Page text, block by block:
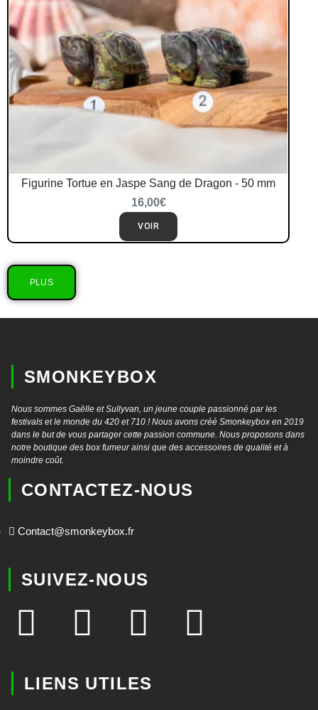
Figurine Tortue en Jaspe Sang de Dragon - 50 mm
16,00€
VOIR
PLUS
SMONKEYBOX
Nous sommes Gaëlle et Sullyvan, un jeune couple passionné par les
festivals et le monde du 420 et 710 ! Nous avons créé Smonkeybox en 2019
dans le but de vous partager cette passion commune. Nous proposons dans
notre boutique des box fumeur ainsi que des accessoires de qualité et à
moindre coût.
CONTACTEZ-NOUS
Contact@smonkeybox.fr
SUIVEZ-NOUS
LIENS UTILES